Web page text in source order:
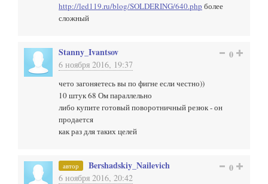
http://led119.ru/blog/SOLDERING/640.php более
сложный
Stanny_Ivantsov
6 ноября 2016, 19:37
0
чето загоняетесь вы по фигне если честно))
10 штук 68 Ом параллельно
либо купите готовый поворотничный резюк - он
продается
как раз для таких целей
автор Bershadskiy_Nailevich
6 ноября 2016, 20:42
0